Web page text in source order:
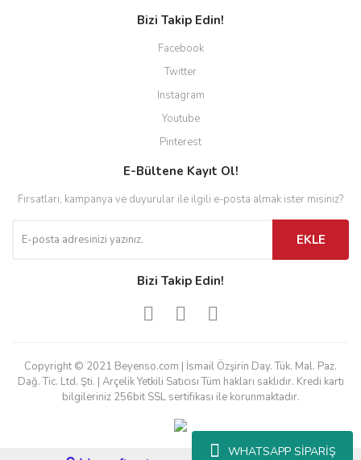
WHATSAPP SİPARİŞ
Bizi Takip Edin!
Facebook
Twitter
Instagram
Youtube
Pinterest
E-Bültene Kayıt Ol!
Fırsatları, kampanya ve duyurular ile ilgili e-posta almak ister misiniz?
EKLE
Bizi Takip Edin!
Copyright © 2021 Beyenso.com | İsmail Özşirin Day. Tük. Mal. Paz.
Dağ. Tic. Ltd. Şti. | Arçelik Yetkili Satıcısı Tüm hakları saklıdır. Kredi kartı
bilgileriniz 256bit SSL sertifikası ile korunmaktadır.